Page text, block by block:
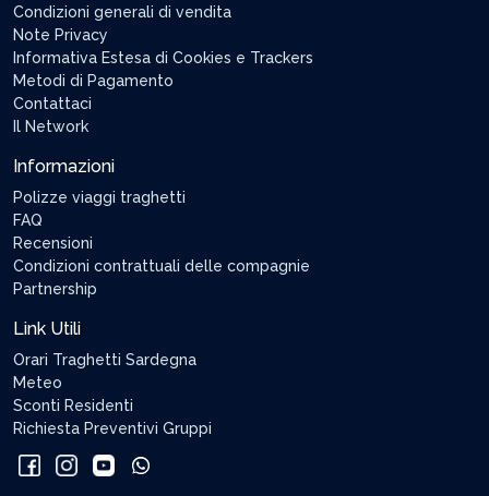
Condizioni generali di vendita
Note Privacy
Informativa Estesa di Cookies e Trackers
Metodi di Pagamento
Contattaci
Il Network
Informazioni
Polizze viaggi traghetti
FAQ
Recensioni
Condizioni contrattuali delle compagnie
Partnership
Link Utili
Orari Traghetti Sardegna
Meteo
Sconti Residenti
Richiesta Preventivi Gruppi